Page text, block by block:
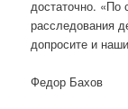
достаточно. «По
расследования
допросите и
Федор Бахов